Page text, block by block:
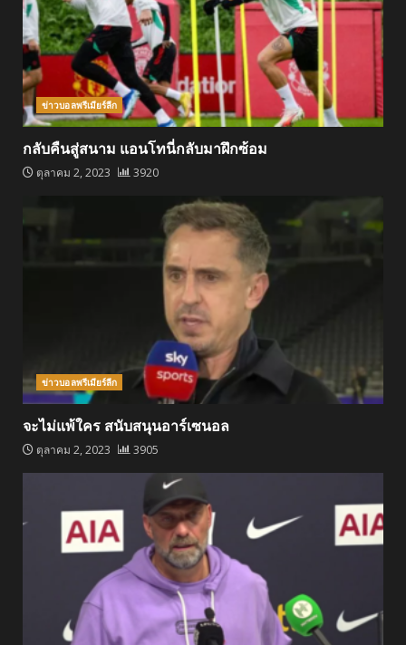
ข่าวบอลพรีเมียร์ลีก
กลับคืนสู่สนาม แอนโทนี่กลับมาฝึกซ้อม
ตุลาคม 2, 2023 3920
ข่าวบอลพรีเมียร์ลีก
จะไม่แพ้ใคร สนับสนุนอาร์เซนอล
ตุลาคม 2, 2023 3905